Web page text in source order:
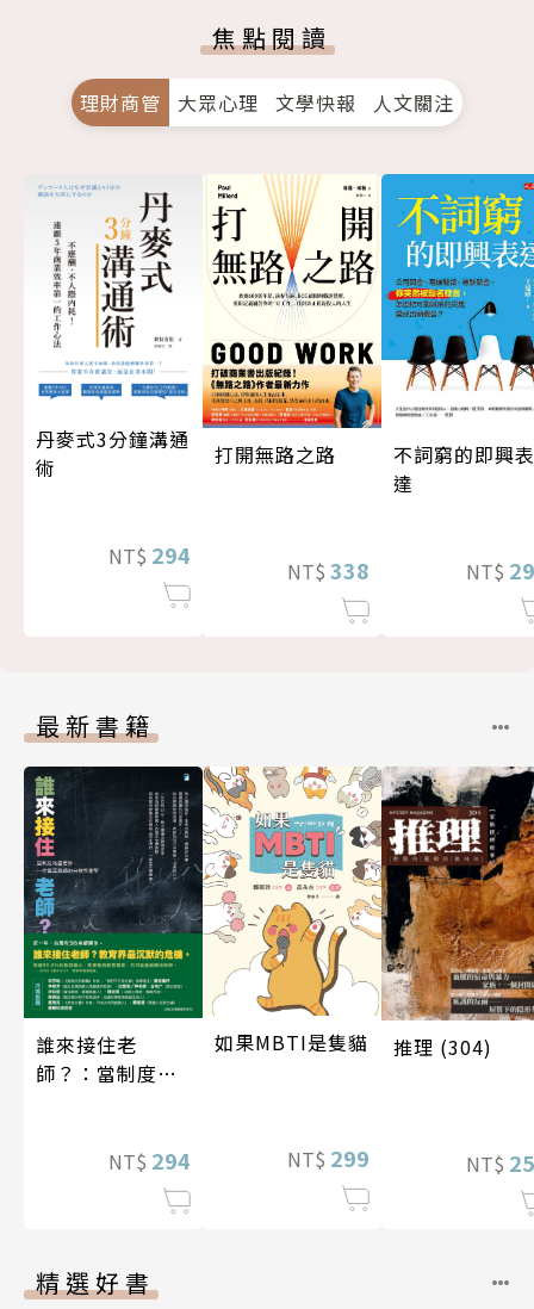
焦點閱讀
理財商管 大眾心理 文學快報 人文關注
丹麥式3分鐘溝通
術
NT$ 294
打開無路之路
NT$ 338
不詞窮的即興表
達
NT$
最新書籍
誰來接住老
師？：當制度耗
NT$ 294
如果MBTI是隻貓
NT$ 299
推理 (304)
NT$
精選好書